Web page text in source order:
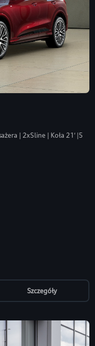
| 2xSline | Koła 21′ |5 lat
Szczegóły